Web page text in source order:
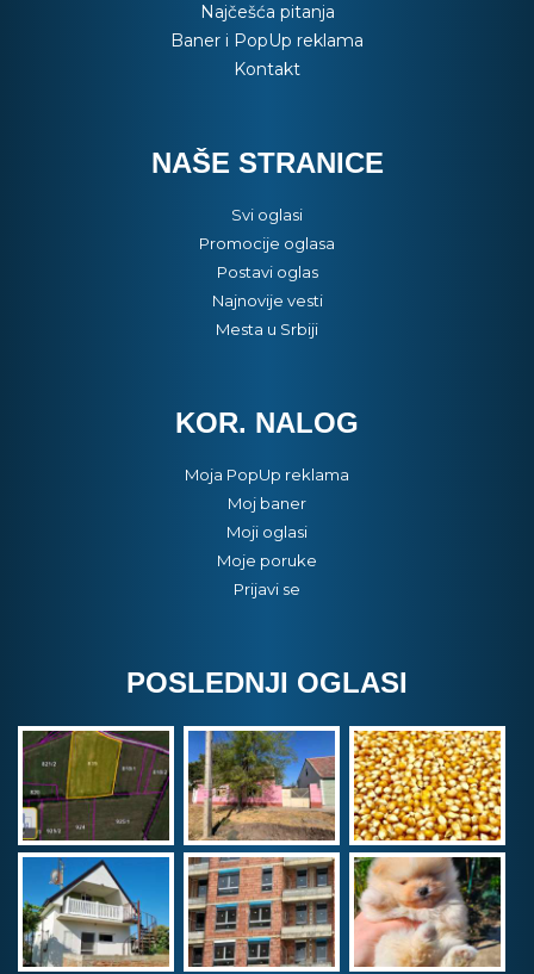
Najčešća pitanja
Baner i PopUp reklama
Kontakt
NAŠE STRANICE
Svi oglasi
Promocije oglasa
Postavi oglas
Najnovije vesti
Mesta u Srbiji
KOR. NALOG
Moja PopUp reklama
Moj baner
Moji oglasi
Moje poruke
Prijavi se
POSLEDNJI OGLASI